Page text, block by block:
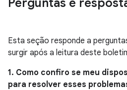
Perguntas e
Esta seção responde a
surgir após a leitura deste
1. Como confiro se meu
para resolver esses